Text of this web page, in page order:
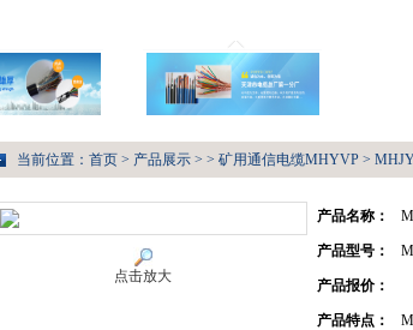
当前位置： 首页 > 产品展示 > > 矿用通信电缆MHYVP >
点击放大
产品名称：
产品型号：
产品报价：
产品特点：